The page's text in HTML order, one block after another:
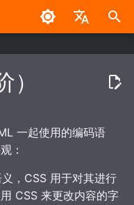
安装
裸机
反向代理
NGINX
Caddy 2
缓存
缓存 API 响应
安全加固措施
对 GoToSocial 可执行文
行沙盒处理
防火墙
无 Wazero / WASM 版构
一起使用的编码语
：
，CSS 用于对其进行
CSS 来更改内容的字